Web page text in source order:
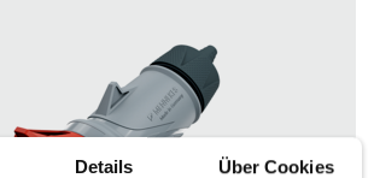
Details Über Cookies